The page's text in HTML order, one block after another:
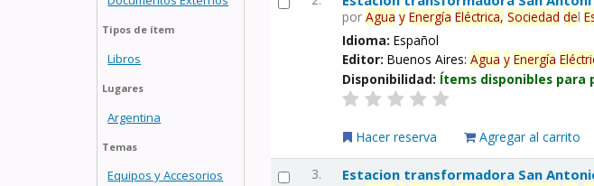
Tipos de ítem
Libros
Lugares
Argentina
Temas
Equipos y Accesorios
porAgua y Energía Eléctrica, Sociedad del
Idioma:Español
Editor:Buenos Aires:Agua y Energía
Disponibilidad: Ítems disponibles para
Hacer reserva Agregar al carrito
3. Estacion transformadora San